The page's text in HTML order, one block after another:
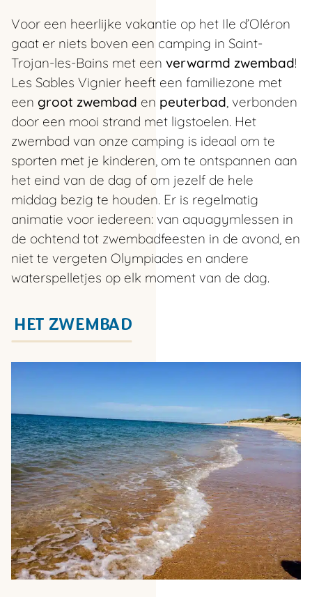
Voor een heerlijke vakantie op het Ile d’Oléron
gaat er niets boven een camping in Saint-
Trojan-les-Bains met een verwarmd zwembad!
Les Sables Vignier heeft een familiezone met
een groot zwembad en peuterbad , verbonden
door een mooi strand met ligstoelen. Het
zwembad van onze camping is ideaal om te
sporten met je kinderen, om te ontspannen aan
het eind van de dag of om jezelf de hele
middag bezig te houden. Er is regelmatig
animatie voor iedereen: van aquagymlessen in
de ochtend tot zwembadfeesten in de avond, en
niet te vergeten Olympiades en andere
waterspelletjes op elk moment van de dag.
HET ZWEMBAD